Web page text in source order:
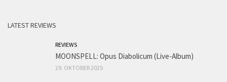
LATEST REVIEWS
REVIEWS
MOONSPELL: Opus Diabolicum (Live-Album)
29. OKTOBER 2025